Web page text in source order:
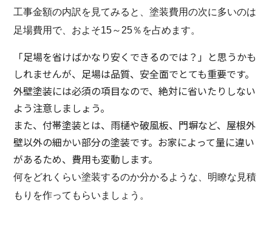
工事金額の内訳を見てみると、塗装費用の次に多いのは
足場費用で、およそ15～25％を占めます。
「足場を省けばかなり安くできるのでは？」と思うかも
しれませんが、足場は品質、安全面でとても重要です。
外壁塗装には必須の項目なので、絶対に省いたりしない
よう注意しましょう。
また、付帯塗装とは、雨樋や破風板、門塀など、屋根外
壁以外の細かい部分の塗装です。お家によって量に違い
があるため、費用も変動します。
何をどれくらい塗装するのか分かるような、明瞭な見積
もりを作ってもらいましょう。